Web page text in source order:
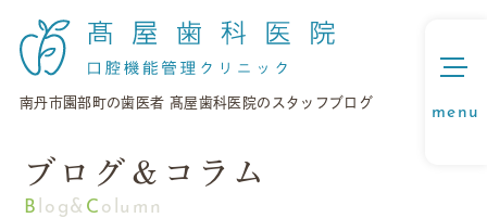
南丹市園部町の歯医者 髙屋歯科医院のスタッフブログ
ブログ＆コラム
Blog& Column